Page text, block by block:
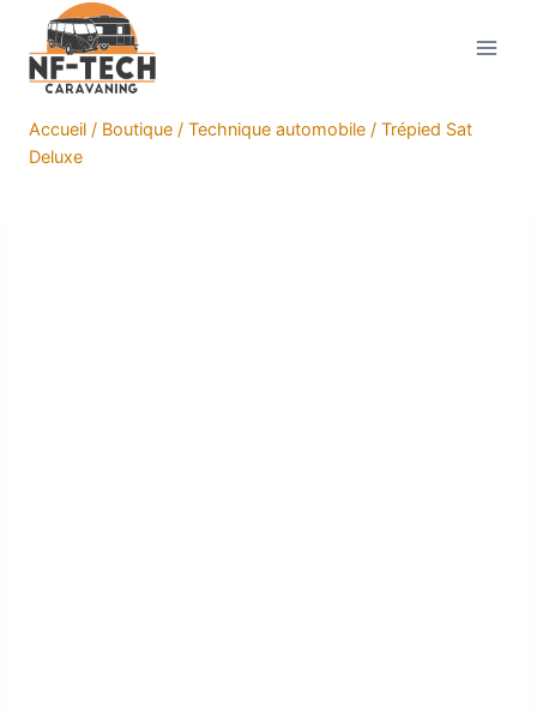
contenu
Accueil / Boutique / Technique automobile / Trépied Sat
Deluxe